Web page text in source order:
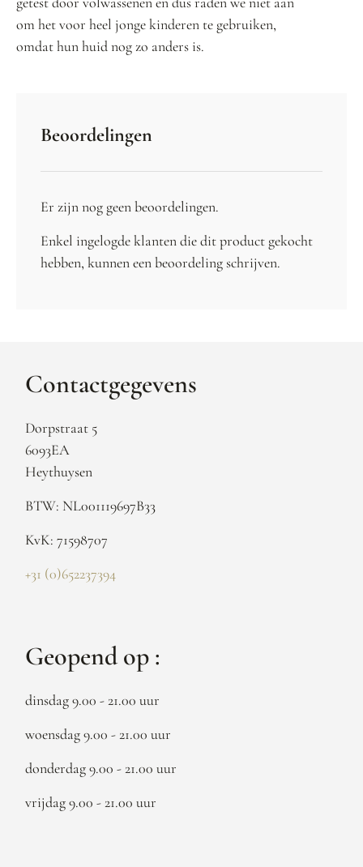
om het voor heel jonge kinderen te gebruiken,
omdat hun huid nog zo anders is.
Beoordelingen
Er zijn nog geen beoordelingen.
Enkel ingelogde klanten die dit product gekocht
hebben, kunnen een beoordeling schrijven.
Contactgegevens
Dorpstraat 5
6093EA
Heythuysen
BTW: NL001119697B33
KvK: 71598707
+31 (0)652237394
Geopend op :
dinsdag 9.00 - 21.00 uur
woensdag 9.00 - 21.00 uur
donderdag 9.00 - 21.00 uur
vrijdag 9.00 - 21.00 uur